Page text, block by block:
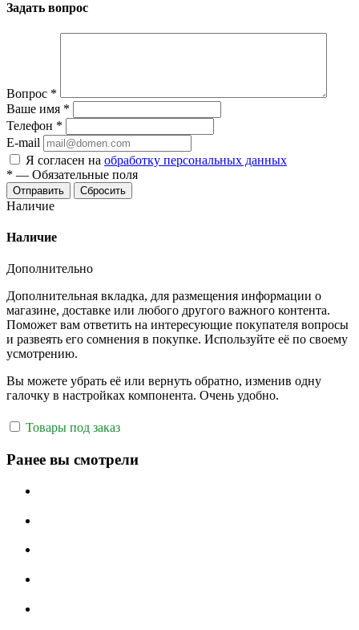
Задать вопрос
Вопрос *
Ваше имя *
Телефон *
E-mail
Я согласен на обработку персональных данных
* — Обязательные поля
Отправить Сбросить
Наличие
Наличие
Дополнительно
Дополнительная вкладка, для размещения информации о
магазине, доставке или любого другого важного контента.
Поможет вам ответить на интересующие покупателя вопросы
и развеять его сомнения в покупке. Используйте её по своему
усмотрению.
Вы можете убрать её или вернуть обратно, изменив одну
галочку в настройках компонента. Очень удобно.
Товары под заказ
Ранее вы смотрели